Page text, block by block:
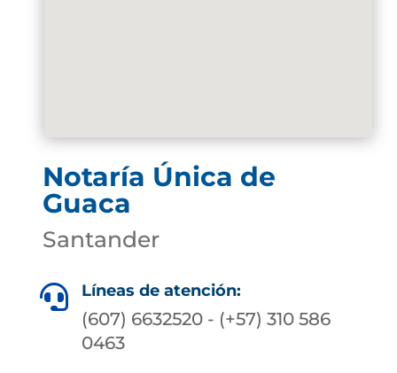
Notaría Única de
Guaca
Santander
 Líneas de atención:
(607) 6632520 - (+57) 310 586
0463